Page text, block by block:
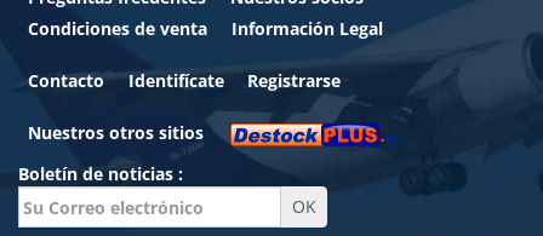
Condiciones de venta
Información Legal
Contacto Identifícate Registrarse
Nuestros otros sitios
Boletín de noticias :